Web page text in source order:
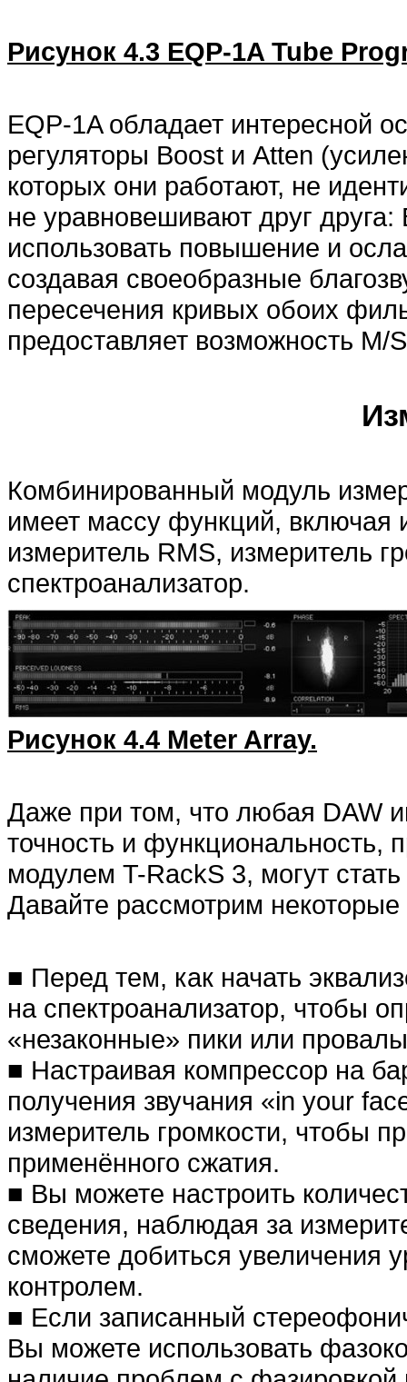
Рисунок 4.3 EQP-1A Tube
EQP-1A обладает интересной
регуляторы Boost и Atten
которых они работают, не
не уравновешивают друг
использовать повышение и
создавая своеобразные
пересечения кривых обоих
предоставляет возможность M/
Комбинированный модуль
имеет массу функций, включая
измеритель RMS, измеритель
спектроанализатор.
Рисунок 4.4 Meter Array.
Даже при том, что любая DAW
точность и функциональность,
модулем T-RackS 3, могут
Давайте рассмотрим
■ Перед тем, как начать
на спектроанализатор, чтобы
«незаконные» пики или
■ Настраивая компрессор на
получения звучания «in your
измеритель громкости, чтобы
применённого сжатия.
■ Вы можете настроить
сведения, наблюдая за
сможете добиться увеличения
контролем.
■ Если записанный
Вы можете использовать